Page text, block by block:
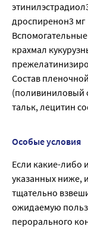
дроспиренон3 мг
крахмал
Состав
(поливиниловый
тальк, лецитин
Особые условия
Если какие-либо
указанных ниже,
тщательно
ожидаемую
перорального